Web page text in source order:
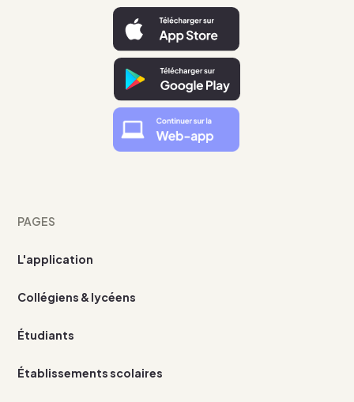
PAGES
L'application
Collégiens & lycéens
Étudiants
Établissements scolaires